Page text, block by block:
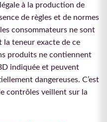
à la production de
de règles et de normes
consommateurs ne sont
la teneur exacte de ce
produits ne contiennent
indiquée et peuvent
dangereuses. C’est
contrôles veillent sur la